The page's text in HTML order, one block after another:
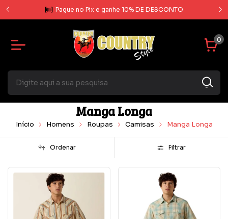
Pague no Pix e ganhe 10% DE DESCONTO
0
Manga Longa
Início Homens Roupas Camisas Manga Longa
Ordenar Filtrar